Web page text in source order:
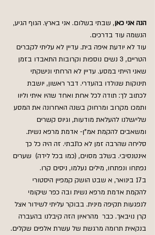
הנה אני כאן, שבתי בשלום. אני בארץ. הגוף הגיע,
הנשמה עוד בדרכים.
עוד לא יודעת איפה בית. עדיין לא עליתי לקברים
הטריים, 3 נשים נוספות וקרובות התאבדו בזמן
שאני הייתי במסע. עדיין לא הרחתי ונישקתי
תינוקות שנולדו בהעדרי. דבר ראשון, יושבת
לכתוב לך: תודה לכל אחת ואחד שהיו איתי וליוו
ותמכו מקרוב ומרחוק בשנה האחרונה את המסע
שלי/שלנו להעלאת מודעות, וגיוס קשרים
ומשאבים להקמת אמ"ן- אדמת מרפא נשית.
סליחה שהרבה זמן לא כתבתי. זה היה כל כך
אינטנסיבי. בשלב מסוים, (כמו בכל לידה)  שערים
נפתחו ונפתחו, מילים נעלמו, ניסים קרו.
ב17 בינואר, א שבט הושק קמפיין היסטורי
להקמת אדמת מרפא נשית ובה כפר שיקומי
לנפגעות תקיפה מינית. בבוקר עליתי לשידור אצל
קרן נויבאך. כבר  מהראיון הזה קיבלנו בהעברה
בנקאית תרומה מרגשת של עשרת אלפים שקלים.